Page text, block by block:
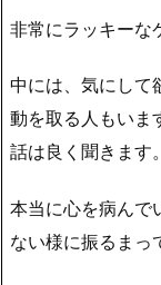
非常にラッキーな
中には、気にして
動を取る人もいま
話は良く聞きます。
本当に心を病んで
ない様に振るまっ